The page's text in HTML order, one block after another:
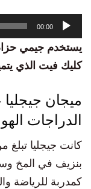
مشغل
الصوت
00:00
كليك فيت الذي
ميجان جيجليا
الدراجات
بنزيف في المخ
كمدربة للرياضة